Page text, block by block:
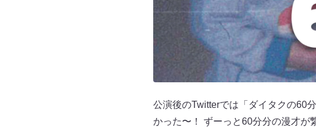
公演後のTwitterでは「ダイタクの60
かった〜！ ずーっと60分分の漫才が